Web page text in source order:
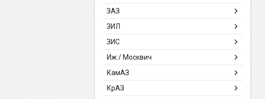
ЗАЗ
ЗИЛ
ЗИС
Иж / Москвич
КамАЗ
КрАЗ